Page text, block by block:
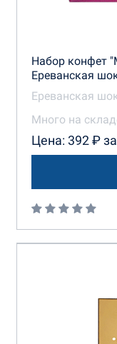
Набор конфет
Ереванская
Ереванская
Много на
Цена: 392 ₽